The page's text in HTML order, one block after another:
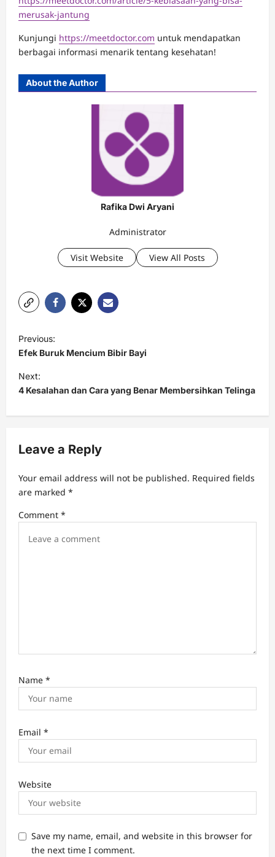
merusak-jantung
Kunjungi https://meetdoctor.com untuk mendapatkan
berbagai informasi menarik tentang kesehatan!
About the Author
Rafika Dwi Aryani
Administrator
Visit Website View All Posts
o
s
t
v
g
t
Previous:
Efek Buruk Mencium Bibir Bayi
Next:
4 Kesalahan dan Cara yang Benar Membersihkan Telinga
Leave a Reply
Your email address will not be published. Required fields
are marked *
Comment *
Name *
Email *
Website
Save my name, email, and website in this browser for
the next time I comment.